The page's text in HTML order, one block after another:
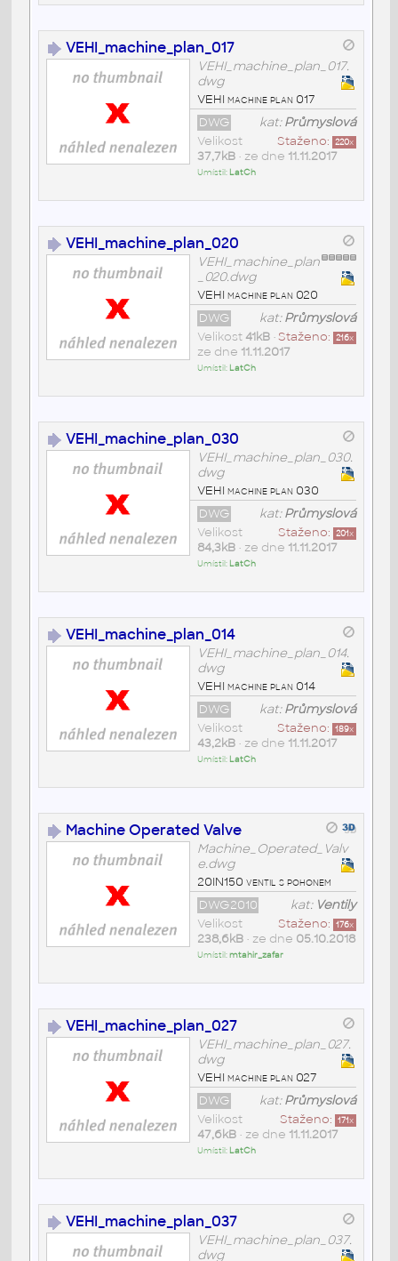
VEHI_machine_plan_017
VEHI_machine_plan_017.
dwg
VEHI machine plan 017
kat:Průmyslová
DWG
Staženo: 220x
Velikost
37,7kB• ze dne 11.11.2017
Umístil: LatCh
VEHI_machine_plan_020
VEHI_machine_plan
_020.dwg
VEHI machine plan 020
kat:Průmyslová
DWG
Staženo: 216x
Velikost 41kB•
ze dne 11.11.2017
Umístil: LatCh
VEHI_machine_plan_030
VEHI_machine_plan_030.
dwg
VEHI machine plan 030
kat:Průmyslová
DWG
Staženo: 201x
Velikost
84,3kB• ze dne 11.11.2017
Umístil: LatCh
VEHI_machine_plan_014
VEHI_machine_plan_014.
dwg
VEHI machine plan 014
kat:Průmyslová
DWG
Staženo: 189x
Velikost
43,2kB• ze dne 11.11.2017
Umístil: LatCh
Machine Operated Valve
Machine_Operated_Valv
e.dwg
20IN150 ventil s pohonem
kat: Ventily
DWG2010
Staženo: 176x
Velikost
238,6kB• ze dne 05.10.2018
Umístil:mtahir_zafar
VEHI_machine_plan_027
VEHI_machine_plan_027.
dwg
VEHI machine plan 027
kat:Průmyslová
DWG
Staženo: 171x
Velikost
47,6kB• ze dne 11.11.2017
Umístil: LatCh
VEHI_machine_plan_037
VEHI_machine_plan_037.
dwg